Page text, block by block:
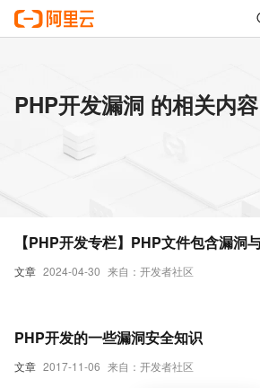
PHP开发漏洞 的相关内容
文章 2024-04-30 来自：开发者社区
【PHP开发专栏】PHP文件包含漏洞
文章 2017-11-06 来自：开发者社区
PHP开发的一些漏洞安全知识